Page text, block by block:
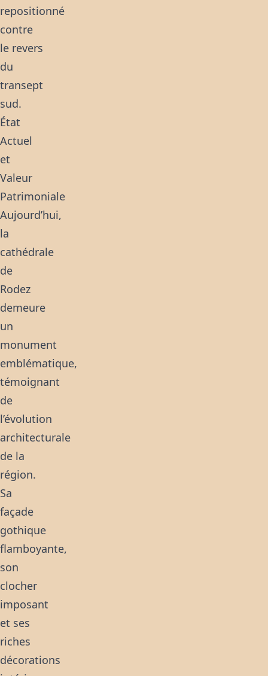
repositionné
contre
le revers
du
transept
sud.
État
Actuel
et
Valeur
Patrimoniale
Aujourd’hui,
la
cathédrale
de
Rodez
demeure
un
monument
emblématique,
témoignant
de
l’évolution
architecturale
de la
région.
Sa
façade
gothique
flamboyante,
son
clocher
imposant
et ses
riches
décorations